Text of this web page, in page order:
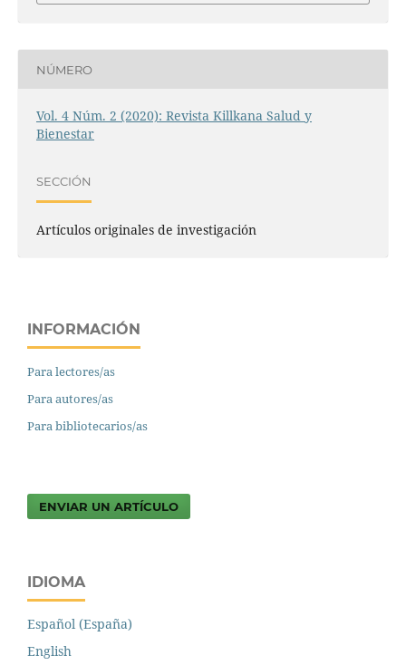
NÚMERO
Vol. 4 Núm. 2 (2020): Revista Killkana Salud y
Bienestar
SECCIÓN
Artículos originales de investigación
INFORMACIÓN
Para lectores/as
Para autores/as
Para bibliotecarios/as
ENVIAR UN ARTÍCULO
IDIOMA
Español (España)
English